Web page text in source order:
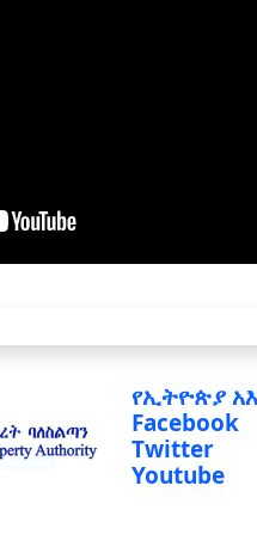
የኢትዮጵያ
Facebook
Twitter
Youtube